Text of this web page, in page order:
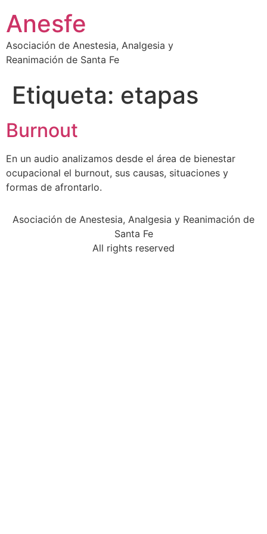
contenido
Anesfe
Asociación de Anestesia, Analgesia y
Reanimación de Santa Fe
Etiqueta: etapas
Burnout
En un audio analizamos desde el área de bienestar
ocupacional el burnout, sus causas, situaciones y
formas de afrontarlo.
Asociación de Anestesia, Analgesia y Reanimación de
Santa Fe
All rights reserved